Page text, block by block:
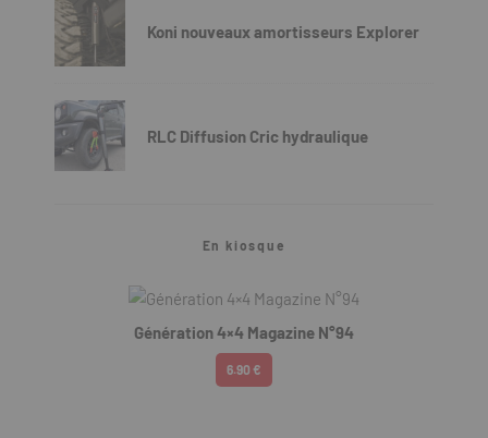
Koni nouveaux amortisseurs Explorer
RLC Diffusion Cric hydraulique
En kiosque
Génération 4×4 Magazine N°94
6.90 €